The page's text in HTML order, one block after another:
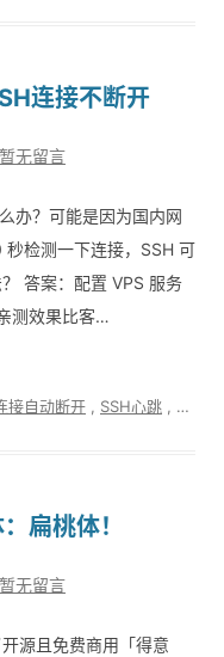
连接不断开
暂无留言
办？可能是因为国内网
检测一下连接，SSH 可
答案：配置 VPS 服务
测效果比客…
接自动断开 SSH心跳 VPS
扁桃体！
暂无留言
源且免费商用「得意